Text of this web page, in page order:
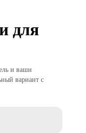
для
и ваши
вариант с